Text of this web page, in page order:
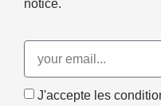
notice.
J'accepte les